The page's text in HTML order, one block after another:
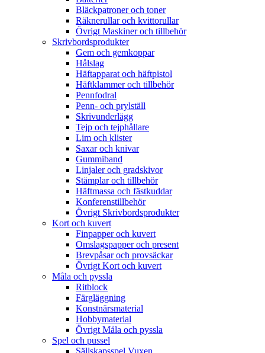
Bläckpatroner och toner
Räknerullar och kvittorullar
Övrigt Maskiner och tillbehör
Skrivbordsprodukter
Gem och gemkoppar
Hålslag
Häftapparat och häftpistol
Häftklammer och tillbehör
Pennfodral
Penn- och prylställ
Skrivunderlägg
Tejp och tejphållare
Lim och klister
Saxar och knivar
Gummiband
Linjaler och gradskivor
Stämplar och tillbehör
Häftmassa och fästkuddar
Konferenstillbehör
Övrigt Skrivbordsprodukter
Kort och kuvert
Finpapper och kuvert
Omslagspapper och present
Brevpåsar och provsäckar
Övrigt Kort och kuvert
Måla och pyssla
Ritblock
Färgläggning
Konstnärsmaterial
Hobbymaterial
Övrigt Måla och pyssla
Spel och pussel
Sällskapsspel Vuxen